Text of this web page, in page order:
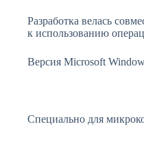
Разработка велась
к использованию
Версия Microsoft
Специально для